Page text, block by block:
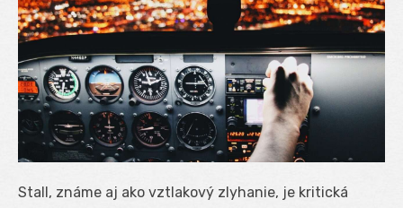
Stall, známe aj ako vztlakový zlyhanie, je kritická